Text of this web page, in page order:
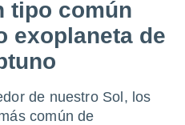
tipo común
exoplaneta de
de nuestro Sol, los
común de